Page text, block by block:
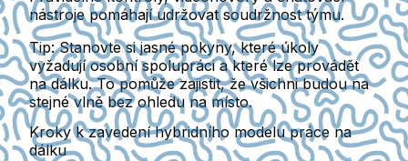
nástroje pomáhají udržovat soudržnost týmu.
Tip:Stanovte si jasné pokyny, které úkoly
vyžadují osobní spolupráci a které lze provádět
na dálku. To pomůže zajistit, že všichni budou na
stejné vlně bez ohledu na místo.
Kroky k zavedení hybridního modelu práce na
dálku